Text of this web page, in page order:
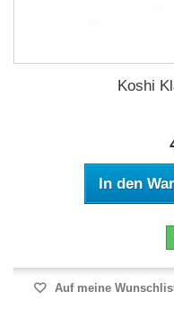
Koshi
In den
Auf meine